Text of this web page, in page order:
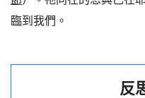
臨到我們。
反